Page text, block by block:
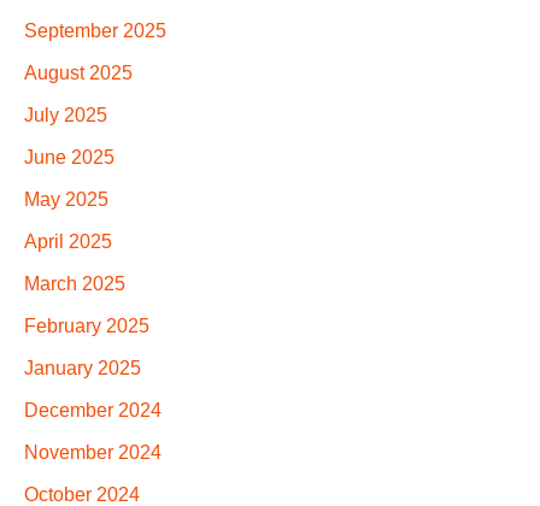
September 2025
August 2025
July 2025
June 2025
May 2025
April 2025
March 2025
February 2025
January 2025
December 2024
November 2024
October 2024